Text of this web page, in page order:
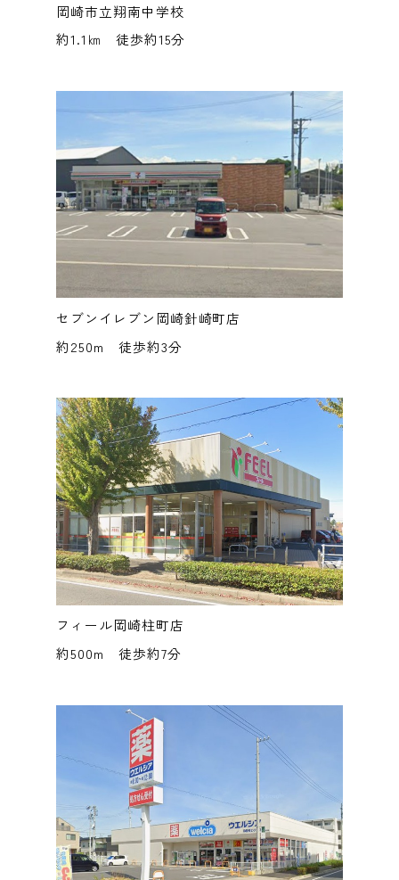
岡崎市立翔南中学校
約1.1㎞ 徒歩約15分
セブンイレブン岡崎針崎町店
約250m 徒歩約3分
フィール岡崎柱町店
約500m 徒歩約7分